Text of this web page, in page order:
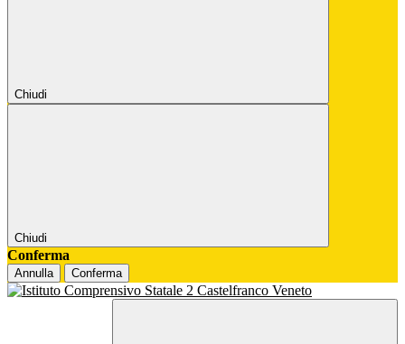
Chiudi
Chiudi
Conferma
Annulla Conferma